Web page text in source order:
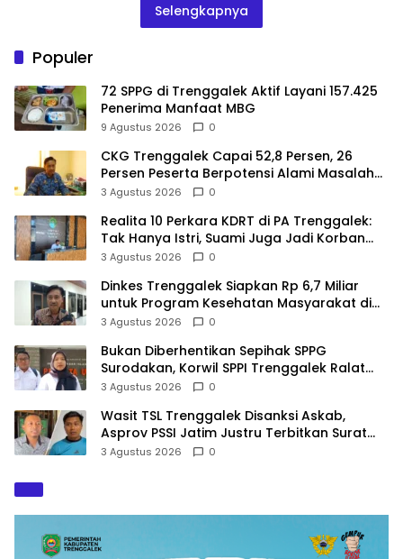
Selengkapnya
Populer
72 SPPG di Trenggalek Aktif Layani 157.425
Penerima Manfaat MBG
9 Agustus 2026 0
CKG Trenggalek Capai 52,8 Persen, 26
Persen Peserta Berpotensi Alami Masalah
Kejiwaan
3 Agustus 2026 0
Realita 10 Perkara KDRT di PA Trenggalek:
Tak Hanya Istri, Suami Juga Jadi Korban
Kekerasan
3 Agustus 2026 0
Dinkes Trenggalek Siapkan Rp 6,7 Miliar
untuk Program Kesehatan Masyarakat di
2027
3 Agustus 2026 0
Bukan Diberhentikan Sepihak SPPG
Surodakan, Korwil SPPI Trenggalek Ralat
Pernyataan Soal Permata Umat Tolak MBG
3 Agustus 2026 0
Wasit TSL Trenggalek Disanksi Askab,
Asprov PSSI Jatim Justru Terbitkan Surat
Tugas di Hari yang Sama
3 Agustus 2026 0